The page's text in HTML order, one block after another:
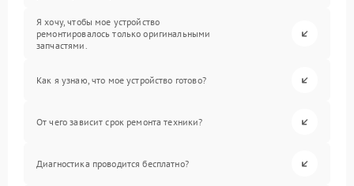
Я хочу, чтобы мое устройство
ремонтировалось только оригинальными
запчастями.
Как я узнаю, что мое устройство готово?
От чего зависит срок ремонта техники?
Диагностика проводится бесплатно?